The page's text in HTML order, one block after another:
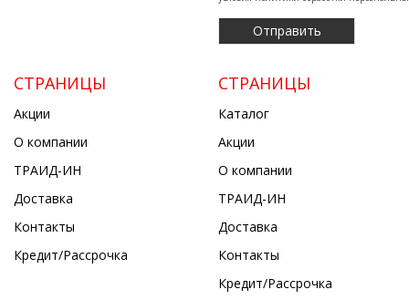
СТРАНИЦЫ
Акции
О компании
ТРАИД-ИН
Доставка
Контакты
Кредит/Рассрочка
СТРАНИЦЫ
Каталог
Акции
О компании
ТРАИД-ИН
Доставка
Контакты
Кредит/Рассрочка